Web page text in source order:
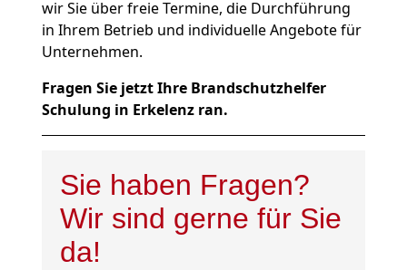
wir Sie über freie Termine, die Durchführung
in Ihrem Betrieb und individuelle Angebote für
Unternehmen.
Fragen Sie jetzt Ihre Brandschutzhelfer
Schulung in Erkelenz ran.
Sie haben Fragen?
Wir sind gerne für Sie
da!